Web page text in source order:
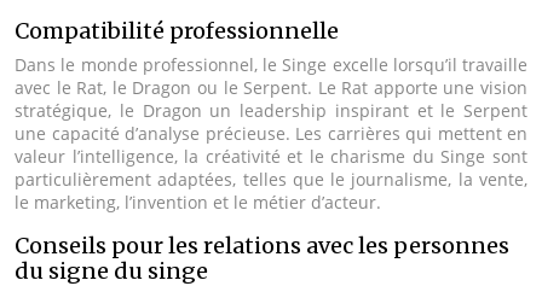
Compatibilité professionnelle
Dans le monde professionnel, le Singe excelle lorsqu’il travaille
avec le Rat, le Dragon ou le Serpent. Le Rat apporte une vision
stratégique, le Dragon un leadership inspirant et le Serpent
une capacité d’analyse précieuse. Les carrières qui mettent en
valeur l’intelligence, la créativité et le charisme du Singe sont
particulièrement adaptées, telles que le journalisme, la vente,
le marketing, l’invention et le métier d’acteur.
Conseils pour les relations avec les personnes
du signe du singe